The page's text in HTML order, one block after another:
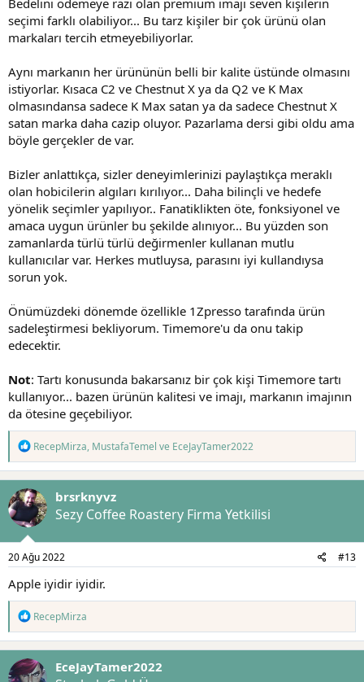
Bedelini ödemeye razı olan premium imajı seven kişilerin
seçimi farklı olabiliyor... Bu tarz kişiler bir çok ürünü olan
markaları tercih etmeyebiliyorlar.
Aynı markanın her ürününün belli bir kalite üstünde olmasını
istiyorlar. Kısaca C2 ve Chestnut X ya da Q2 ve K Max
olmasındansa sadece K Max satan ya da sadece Chestnut X
satan marka daha cazip oluyor. Pazarlama dersi gibi oldu ama
böyle gerçekler de var.
Bizler anlattıkça, sizler deneyimlerinizi paylaştıkça meraklı
olan hobicilerin algıları kırılıyor... Daha bilinçli ve hedefe
yönelik seçimler yapılıyor.. Fanatiklikten öte, fonksiyonel ve
amaca uygun ürünler bu şekilde alınıyor... Bu yüzden son
zamanlarda türlü türlü değirmenler kullanan mutlu
kullanıcılar var. Herkes mutluysa, parasını iyi kullandıysa
sorun yok.
Önümüzdeki dönemde özellikle 1Zpresso tarafında ürün
sadeleştirmesi bekliyorum. Timemore'u da onu takip
edecektir.
Not: Tartı konusunda bakarsanız bir çok kişi Timemore tartı
kullanıyor... bazen ürünün kalitesi ve imajı, markanın imajının
da ötesine geçebiliyor.
T
p
k
i
l
e
RecepMirza, MustafaTemel ve EceJayTamer2022
brsrknyvz
Sezy Coffee Roastery Firma Yetkilisi
20 Ağu 2022 #13
Apple iyidir iyidir.
T
p
k
i
RecepMirza
EceJayTamer2022